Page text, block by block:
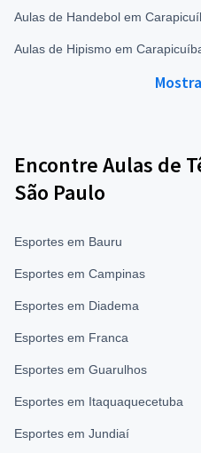
Aulas de Handebol em
Aulas de Hipismo em
Encontre Aulas de
São Paulo
Esportes em Bauru
Esportes em Campinas
Esportes em Diadema
Esportes em Franca
Esportes em Guarulhos
Esportes em Itaquaquecetuba
Esportes em Jundiaí